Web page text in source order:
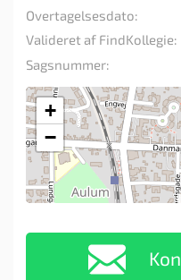
Overtagelsesdato:
Valideret af FindKollegie:
Sagsnummer:
+
−